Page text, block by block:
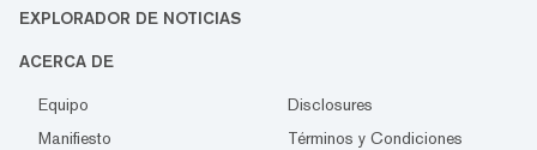
EXPLORADOR DE NOTICIAS
ACERCA DE
Equipo
Disclosures
Manifiesto
Términos y Condiciones